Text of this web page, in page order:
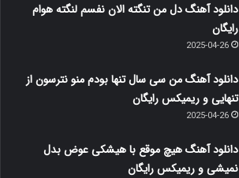
دانلود آهنگ دل من تنگته الان نفسم لنگته هوام
رایگان
2025-04-26
دانلود آهنگ من سی سال تنها بودم منو نترسون از
تنهایی و ریمیکس رایگان
2025-04-26
دانلود آهنگ هیچ موقع با هیشکی عوض بدل
نمیشی و ریمیکس رایگان